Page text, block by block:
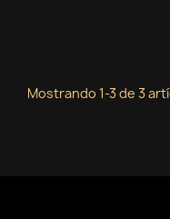
Mostrando 1-3 de 3